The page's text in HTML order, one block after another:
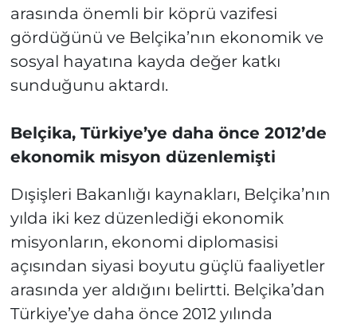
arasında önemli bir köprü vazifesi
gördüğünü ve Belçika’nın ekonomik ve
sosyal hayatına kayda değer katkı
sunduğunu aktardı.
Belçika, Türkiye’ye daha önce 2012’de
ekonomik misyon düzenlemişti
Dışişleri Bakanlığı kaynakları, Belçika’nın
yılda iki kez düzenlediği ekonomik
misyonların, ekonomi diplomasisi
açısından siyasi boyutu güçlü faaliyetler
arasında yer aldığını belirtti. Belçika’dan
Türkiye’ye daha önce 2012 yılında